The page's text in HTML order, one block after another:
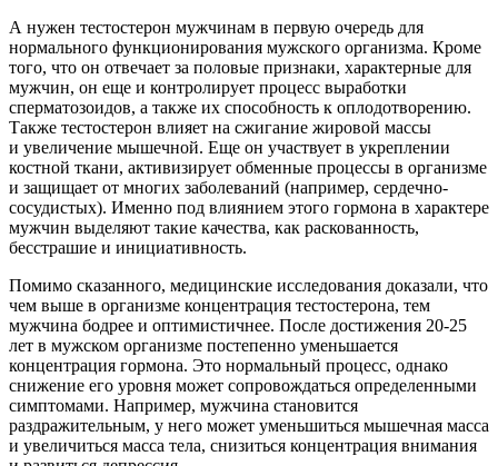
А нужен тестостерон мужчинам в первую очередь для
нормального функционирования мужского организма. Кроме
того, что он отвечает за половые признаки, характерные для
мужчин, он еще и контролирует процесс выработки
сперматозоидов, а также их способность к оплодотворению.
Также тестостерон влияет на сжигание жировой массы
и увеличение мышечной. Еще он участвует в укреплении
костной ткани, активизирует обменные процессы в организме
и защищает от многих заболеваний (например, сердечно-
сосудистых). Именно под влиянием этого гормона в характере
мужчин выделяют такие качества, как раскованность,
бесстрашие и инициативность.
Помимо сказанного, медицинские исследования доказали, что
чем выше в организме концентрация тестостерона, тем
мужчина бодрее и оптимистичнее. После достижения 20-25
лет в мужском организме постепенно уменьшается
концентрация гормона. Это нормальный процесс, однако
снижение его уровня может сопровождаться определенными
симптомами. Например, мужчина становится
раздражительным, у него может уменьшиться мышечная масса
и увеличиться масса тела, снизиться концентрация внимания